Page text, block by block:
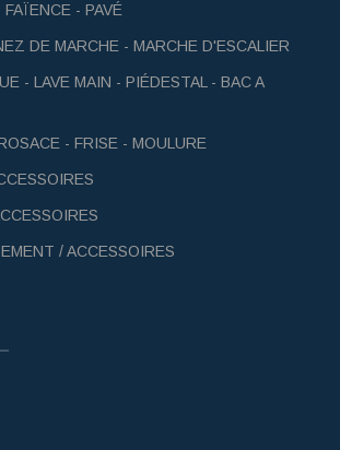
- PAVÉ
DE MARCHE - MARCHE D'ESCALIER
- LAVE MAIN - PIÉDESTAL - BAC A
- FRISE - MOULURE
/ ACCESSOIRES